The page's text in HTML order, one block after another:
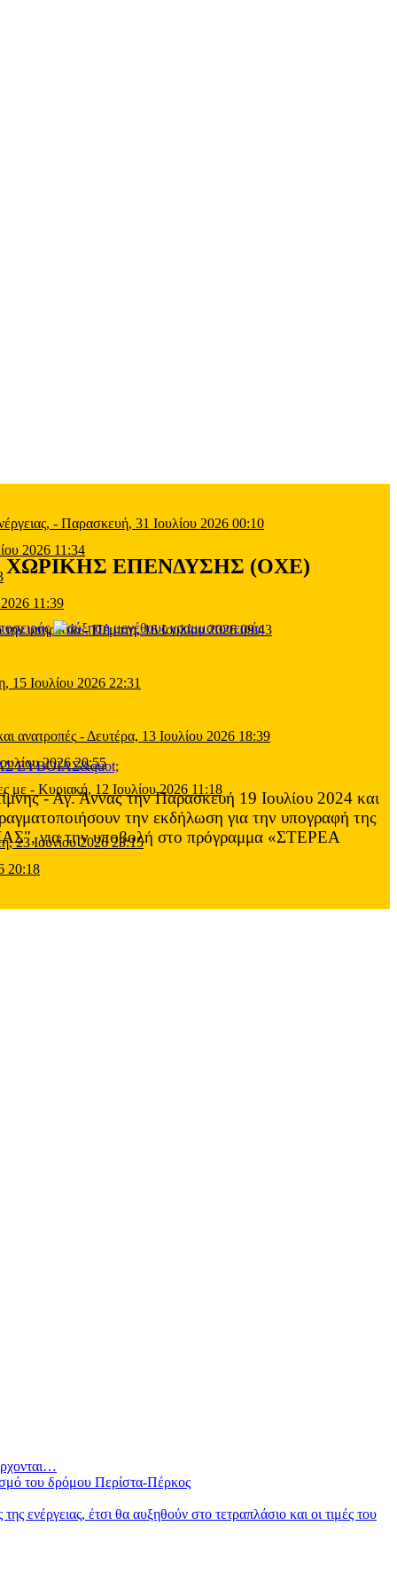
- Παρασκευή, 31 Ιουλίου 2026 00:10
2026 11:34
11:39
υπηρεσία-Πέμπτη, 16 Ιουλίου 2026 09:43
15 Ιουλίου 2026 22:31
ανατροπές -Δευτέρα, 13 Ιουλίου 2026 18:39
2026 20:55
με - Κυριακή, 12 Ιουλίου 2026 11:18
23 Ιουνίου 2026 23:15
20:18
ΧΩΡΙΚΗΣ ΕΠΕΝΔΥΣΗΣ (ΟΧΕ)
- Αγ. Άννας την Παρασκευή 19 Ιουλίου 2024 και
την εκδήλωση για την υπογραφή της
την υποβολή στο πρόγραμμα «ΣΤΕΡΕΑ
του δρόμου Περίστα-Πέρκος
έτσι θα αυξηθούν στο τετραπλάσιο και οι τιμές του